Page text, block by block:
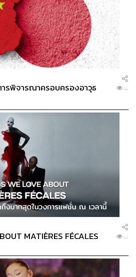
รพิจารณาครอบครองอาวุธ
...
MATIÈRES FÉCALES ...